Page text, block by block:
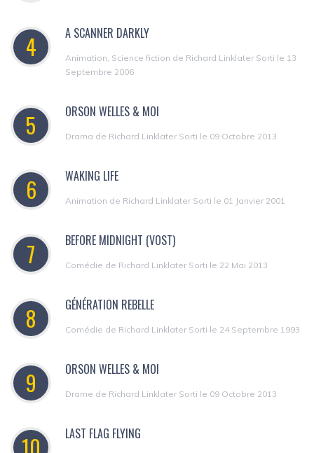
4 A SCANNER DARKLY
Animation, Science fiction de Richard Linklater Sorti le 13
Septembre 2006
5 ORSON WELLES & MOI
Drama de Richard Linklater Sorti le 09 Octobre 2013
6 WAKING LIFE
Animation de Richard Linklater Sorti le 01 Janvier 2001
7 BEFORE MIDNIGHT (VOST)
Comédie de Richard Linklater Sorti le 22 Mai 2013
8 GÉNÉRATION REBELLE
Comédie de Richard Linklater Sorti le 24 Septembre 1993
9 ORSON WELLES & MOI
Drame de Richard Linklater Sorti le 09 Octobre 2013
LAST FLAG FLYING